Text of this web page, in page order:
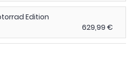
Edition
629,99 €